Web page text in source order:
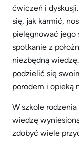
ćwiczeń i
się, jak karmić,
pielęgnować jego
spotkanie z
niezbędną
podzielić się
porodem i opieką
W szkole
wiedzę
zdobyć wiele